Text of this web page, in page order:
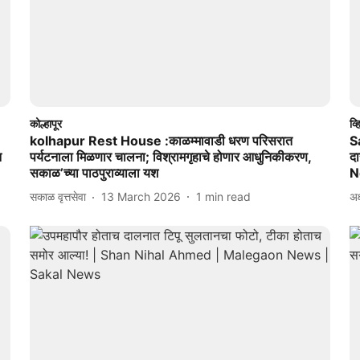
कोल्हापूर
kolhapur Rest House :काळम्मावाडी धरण परिसरात
पर्यटनाला मिळणार चालना; विश्रामगृहाचे होणार आधुनिकीकरण,
सकाळ’च्या पाठपुराव्याला यश
सकाळ वृत्तसेवा 13 March 2026 1 min read